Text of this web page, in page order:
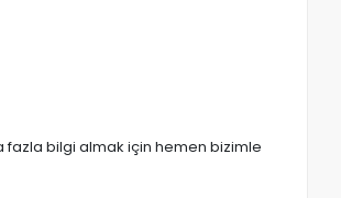
fazla bilgi almak için hemen bizimle